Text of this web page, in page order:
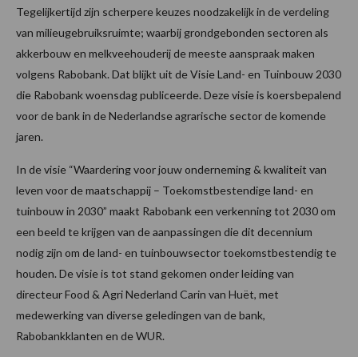
Tegelijkertijd zijn scherpere keuzes noodzakelijk in de verdeling
van milieugebruiksruimte; waarbij grondgebonden sectoren als
akkerbouw en melkveehouderij de meeste aanspraak maken
volgens Rabobank. Dat blijkt uit de Visie Land- en Tuinbouw 2030
die Rabobank woensdag publiceerde. Deze visie is koersbepalend
voor de bank in de Nederlandse agrarische sector de komende
jaren.
In de visie “Waardering voor jouw onderneming & kwaliteit van
leven voor de maatschappij – Toekomstbestendige land- en
tuinbouw in 2030” maakt Rabobank een verkenning tot 2030 om
een beeld te krijgen van de aanpassingen die dit decennium
nodig zijn om de land- en tuinbouwsector toekomstbestendig te
houden. De visie is tot stand gekomen onder leiding van
directeur Food & Agri Nederland Carin van Huët, met
medewerking van diverse geledingen van de bank,
Rabobankklanten en de WUR.